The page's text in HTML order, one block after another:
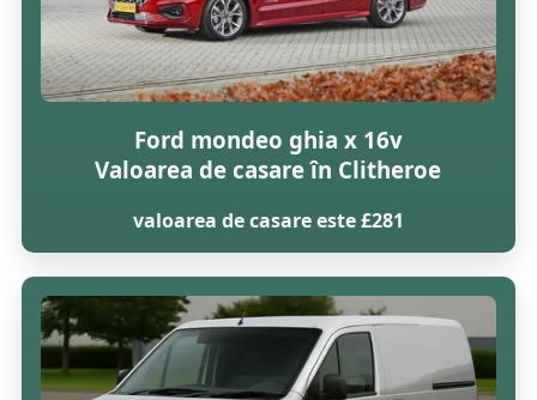
Ford mondeo ghia x 16v
Valoarea de casare în Clitheroe
valoarea de casare este £281